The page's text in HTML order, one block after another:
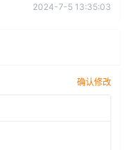
2024-7-5 13:35:03
确认修改